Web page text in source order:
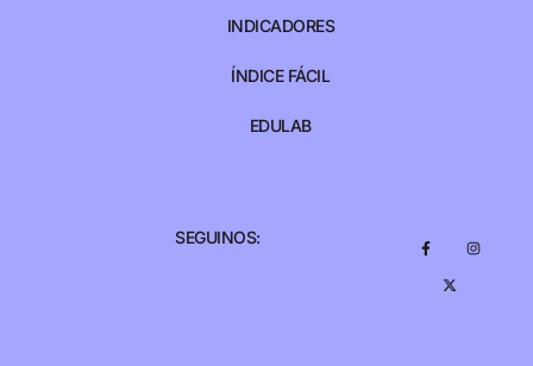
INDICADORES
ÍNDICE FÁCIL
EDULAB
SEGUINOS: